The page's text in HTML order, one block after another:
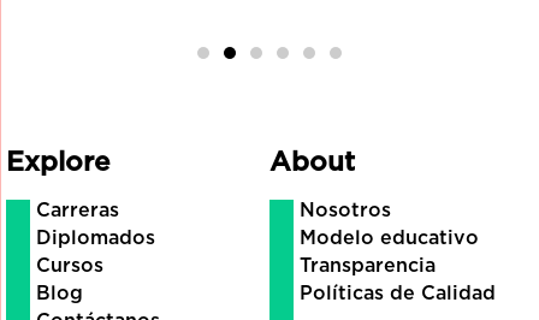
Explore
Carreras
Diplomados
Cursos
Blog
About
Nosotros
Modelo educativo
Transparencia
Políticas de Calidad